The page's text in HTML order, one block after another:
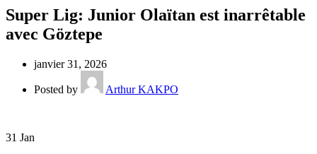
Super Lig: Junior Olaïtan est inarrêtable
avec Göztepe
janvier 31, 2026
Posted by Arthur KAKPO
31 Jan